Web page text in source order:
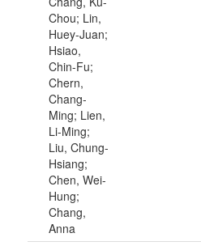
Chou; Lin,
Huey-Juan;
Hsiao,
Chin-Fu;
Chern,
Chang-
Ming; Lien,
Li-Ming;
Liu, Chung-
Hsiang;
Chen, Wei-
Hung;
Chang,
Anna